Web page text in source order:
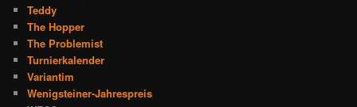
Teddy
The Hopper
The Problemist
Turnierkalender
Variantim
Wenigsteiner-Jahrespreis